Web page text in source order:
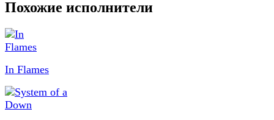
Похожие исполнители
In Flames